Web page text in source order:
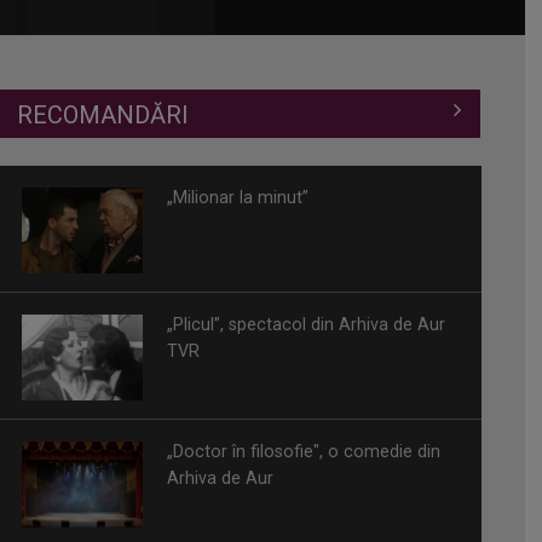
RECOMANDĂRI
„Milionar la minut”
„Plicul”, spectacol din Arhiva de Aur
TVR
„Doctor în filosofie", o comedie din
Arhiva de Aur